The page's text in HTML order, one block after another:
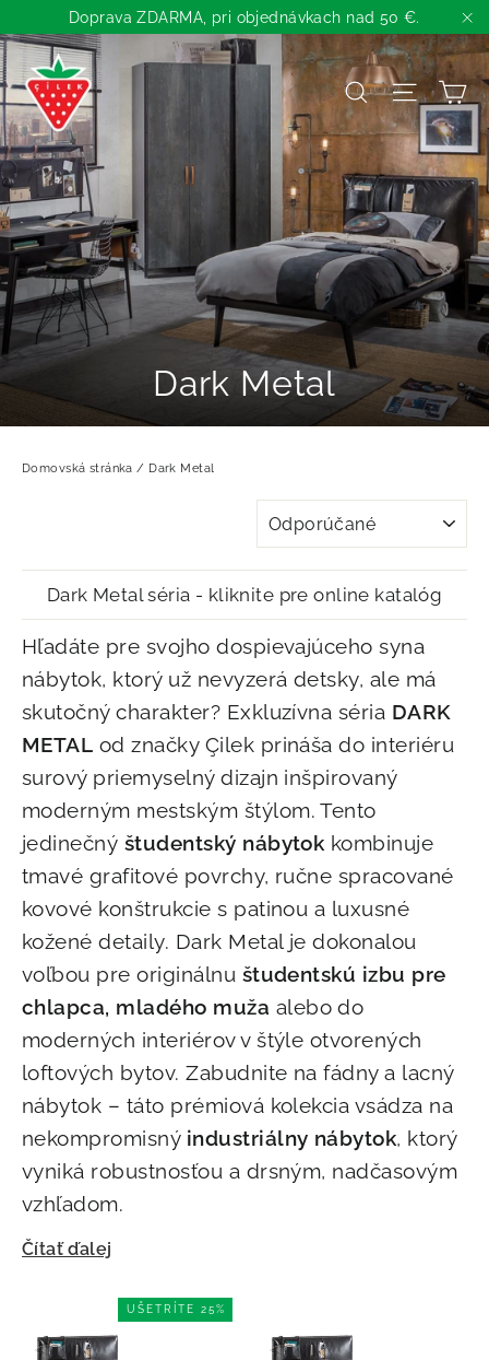
Preskočiť
na
obsah
Doprava ZDARMA, pri objednávkach nad 50 €.
Názov
Dark Metal
Domovská stránka / Dark Metal
Dark Metal séria - kliknite pre online katalóg
Hľadáte pre svojho dospievajúceho syna
nábytok, ktorý už nevyzerá detsky, ale má
skutočný charakter? Exkluzívna séria DARK
METAL od značky Çilek prináša do interiéru
surový priemyselný dizajn inšpirovaný
moderným mestským štýlom. Tento
jedinečný študentský nábytok kombinuje
tmavé grafitové povrchy, ručne spracované
kovové konštrukcie s patinou a luxusné
kožené detaily. Dark Metal je dokonalou
voľbou pre originálnu študentskú izbu pre
chlapca, mladého muža alebo do
moderných interiérov v štýle otvorených
loftových bytov. Zabudnite na fádny a lacný
nábytok – táto prémiová kolekcia vsádza na
nekompromisný industriálny nábytok, ktorý
vyniká robustnosťou a drsným, nadčasovým
vzhľadom.
Čítať ďalej
UŠETRÍTE 25%